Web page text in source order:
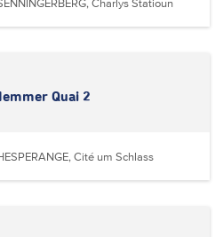
Charlys Statioun
Quai 2
Cité um Schlass